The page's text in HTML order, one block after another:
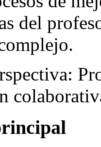
del